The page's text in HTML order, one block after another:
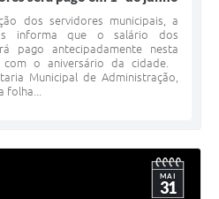
dos servidores municipais, a
informa que o salário dos
pago antecipadamente nesta
com o aniversário da cidade.
Municipal de Administração,
MAI
31